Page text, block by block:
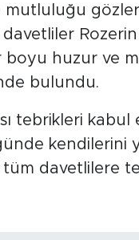
mutluluğu
davetliler
boyu huzur ve
bulundu.
tebrikleri kabul
kendilerini
tüm davetlilere